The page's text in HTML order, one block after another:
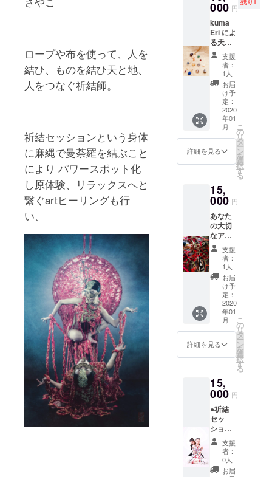
ロープや布を使って、人を
結ひ、ものを結ひ天と地、
人をつなぐ祈結師。
祈結セッションという身体
に麻縄で曼荼羅を結ぶこと
により パワースポット化
し原体験、リラックスへと
繋ぐartヒーリングも行
い、
詳細は
ご相談
下さい
ませ。
備考欄
に希望
アイテ
ムをご
記載く
ださい
ませ。
選択肢)
ピア
ス、イ
ヤリン
グ、ブ
ネック
レス、
グ
000 円
kuma
Eri によ
る天然
石、羽
アクセ
サリー
の出張
ワーク
ショッ
プ開
催、1度
のワー
ク
ショッ
プで3名
様ま
ヤーア
クセサ
リー、
リン
グ、
ネック
レスか
ら1つ
ワーク
ショッ
プで作
るアク
セサ
リーを
お決め
いただ
き、参
ち帰り
いただ
けま
す。 神
奈川
県、東
京都に
限る。
(交通費
等諸費
支援
者：
1人
お届
け予
定：
2020
年01
月
詳細を見る
こ
の
リ
タ
ー
ン
を
選
択
す
る
15,
000 円
あなた
の大切
なアイ
テム
を、
ロープ
アー
ティス
ト白鳥
沙也子
がアー
ト作品
にいた
します
(ロープ
で縛り
用品、
人形、
ぬいぐ
るみ
等々、
をロー
プで縛
ること
によっ
てオリ
支援
者：
1人
お届
け予
定：
2020
年01
月
詳細を見る
こ
の
リ
タ
ー
ン
を
選
択
す
る
15,
000 円
●祈結
セッ
ション
という
身体に
麻縄で
曼荼羅
支援
者：
0人
お届